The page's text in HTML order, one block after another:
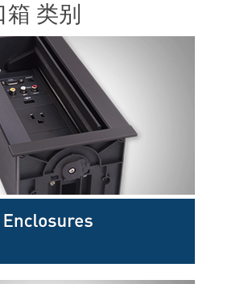
类别